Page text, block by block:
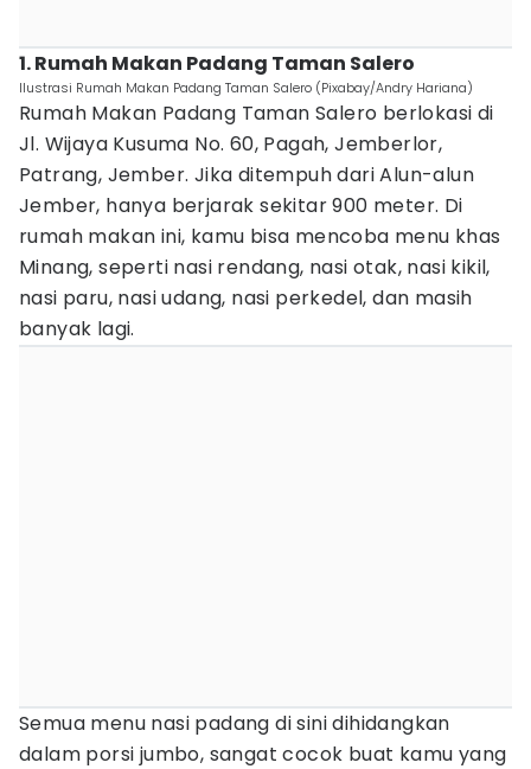
1. Rumah Makan Padang Taman Salero
Ilustrasi Rumah Makan Padang Taman Salero (Pixabay/Andry Hariana)
Rumah Makan Padang Taman Salero berlokasi di
Jl. Wijaya Kusuma No. 60, Pagah, Jemberlor,
Patrang, Jember. Jika ditempuh dari Alun-alun
Jember, hanya berjarak sekitar 900 meter. Di
rumah makan ini, kamu bisa mencoba menu khas
Minang, seperti nasi rendang, nasi otak, nasi kikil,
nasi paru, nasi udang, nasi perkedel, dan masih
banyak lagi.
Semua menu nasi padang di sini dihidangkan
dalam porsi jumbo, sangat cocok buat kamu yang